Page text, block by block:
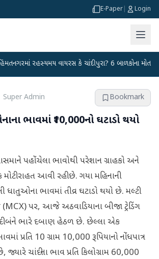
E-Paper Login
રહસ્યમય વાયરસ કે ચાંદીપુરા? 6 બાળકોના મોતથી ફફડાટ
Super Admin Bookmark
ભાવમાં ₹10,000નો ઘટાડો થયો
પહોંચેલા ભાવોથી પરેશાન ગ્રાહકો અને
રાહત આવી રહી છે. ગયા મહિનાની
ધાતુઓના ભાવમાં તીવ્ર ઘટાડો થયો છે. મલ્ટી
(MCX) પર, આજે અઠવાડિયાના બીજા ટ્રેડિંગ
બંને ભારે દબાણ હેઠળ છે. છેલ્લા એક
પ્રતિ 10 ગ્રામ 10,000 રૂપિયાનો નોંધપાત્ર
જ્યારે ચાંદીના ભાવ પ્રતિ કિલોગ્રામ 60,000